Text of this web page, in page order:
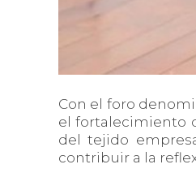
Con el foro
el fortalecimiento
del tejido
contribuir a la